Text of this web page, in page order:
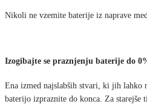
Nikoli ne vzemite baterije iz naprave
Izogibajte se praznjenju baterije do
Ena izmed najslabših stvari, ki jih lahko
baterijo izpraznite do konca. Za starejše